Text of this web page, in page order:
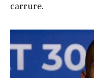
carrure.